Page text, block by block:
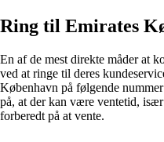
Ring til Emirates
En af de mest direkte måder at
ved at ringe til deres
København på følgende
på, at der kan være ventetid,
forberedt på at vente.